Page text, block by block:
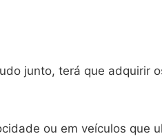
junto, terá que adquirir
ou em veículos que